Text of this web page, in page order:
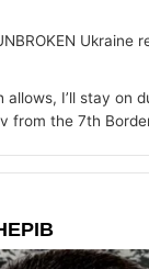
Ukraine
allows, I’ll stay on
from the 7th